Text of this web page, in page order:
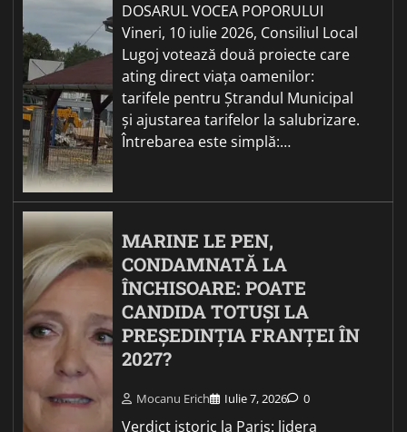
DOSARUL VOCEA POPORULUI
Vineri, 10 iulie 2026, Consiliul Local
Lugoj votează două proiecte care
ating direct viața oamenilor:
tarifele pentru Ștrandul Municipal
și ajustarea tarifelor la salubrizare.
Întrebarea este simplă:…
MARINE LE PEN,
CONDAMNATĂ LA
ÎNCHISOARE: POATE
CANDIDA TOTUȘI LA
PREȘEDINȚIA FRANȚEI ÎN
2027?
Mocanu Erich Iulie 7, 2026 0
Verdict istoric la Paris: lidera